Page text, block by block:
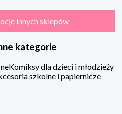
innych sklepów
kategorie
Komiksy dla dzieci i młodzieży
szkolne i papiernicze